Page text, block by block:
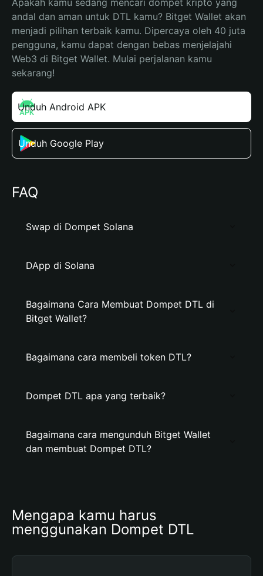
Apakah kamu sedang mencari dompet kripto yang
andal dan aman untuk DTL kamu? Bitget Wallet akan
menjadi pilihan terbaik kamu. Dipercaya oleh 40 juta
pengguna, kamu dapat dengan bebas menjelajahi
Web3 di Bitget Wallet. Mulai perjalanan kamu
sekarang!
Unduh Android APK
Unduh Google Play
FAQ
Swap di Dompet Solana
DApp di Solana
Bagaimana Cara Membuat Dompet DTL di
Bitget Wallet?
Bagaimana cara membeli token DTL?
Dompet DTL apa yang terbaik?
Bagaimana cara mengunduh Bitget Wallet
dan membuat Dompet DTL?
Mengapa kamu harus
menggunakan Dompet DTL